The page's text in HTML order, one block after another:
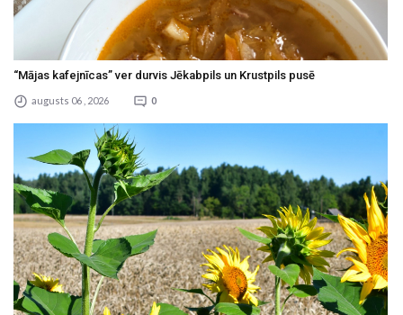
“Mājas kafejnīcas” ver durvis Jēkabpils un Krustpils pusē
augusts 06 , 2026 0